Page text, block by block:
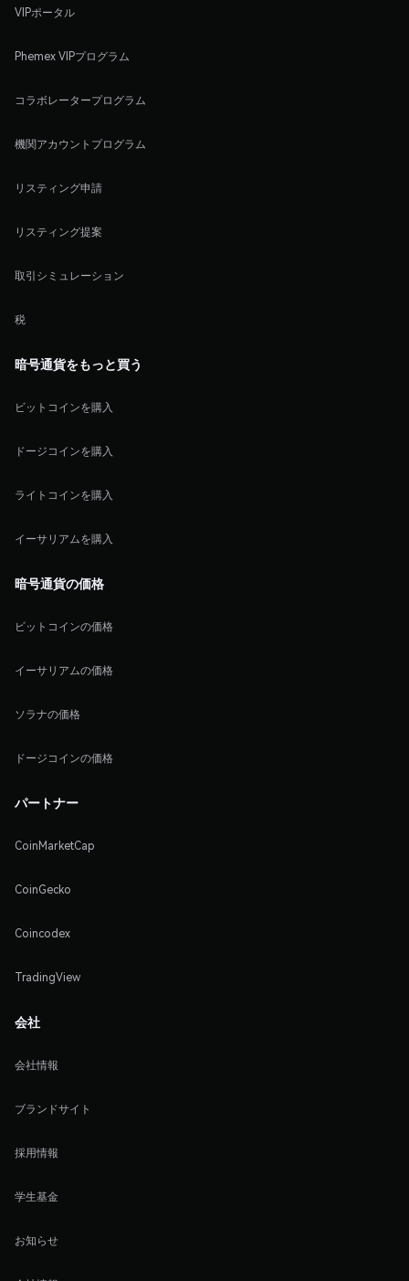
VIPポータル
Phemex VIPプログラム
コラボレータープログラム
機関アカウントプログラム
リスティング申請
リスティング提案
取引シミュレーション
税
暗号通貨をもっと買う
ビットコインを購入
ドージコインを購入
ライトコインを購入
イーサリアムを購入
暗号通貨の価格
ビットコインの価格
イーサリアムの価格
ソラナの価格
ドージコインの価格
パートナー
CoinMarketCap
CoinGecko
Coincodex
TradingView
会社
会社情報
ブランドサイト
採用情報
学生基金
お知らせ